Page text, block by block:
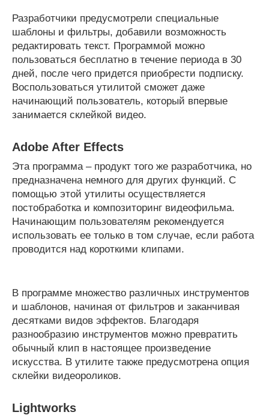
Разработчики предусмотрели специальные
шаблоны и фильтры, добавили возможность
редактировать текст. Программой можно
пользоваться бесплатно в течение периода в 30
дней, после чего придется приобрести подписку.
Воспользоваться утилитой сможет даже
начинающий пользователь, который впервые
занимается склейкой видео.
Adobe After Effects
Эта программа – продукт того же разработчика, но
предназначена немного для других функций. С
помощью этой утилиты осуществляется
постобработка и композиторинг видеофильма.
Начинающим пользователям рекомендуется
использовать ее только в том случае, если работа
проводится над короткими клипами.
В программе множество различных инструментов
и шаблонов, начиная от фильтров и заканчивая
десятками видов эффектов. Благодаря
разнообразию инструментов можно превратить
обычный клип в настоящее произведение
искусства. В утилите также предусмотрена опция
склейки видеороликов.
Lightworks